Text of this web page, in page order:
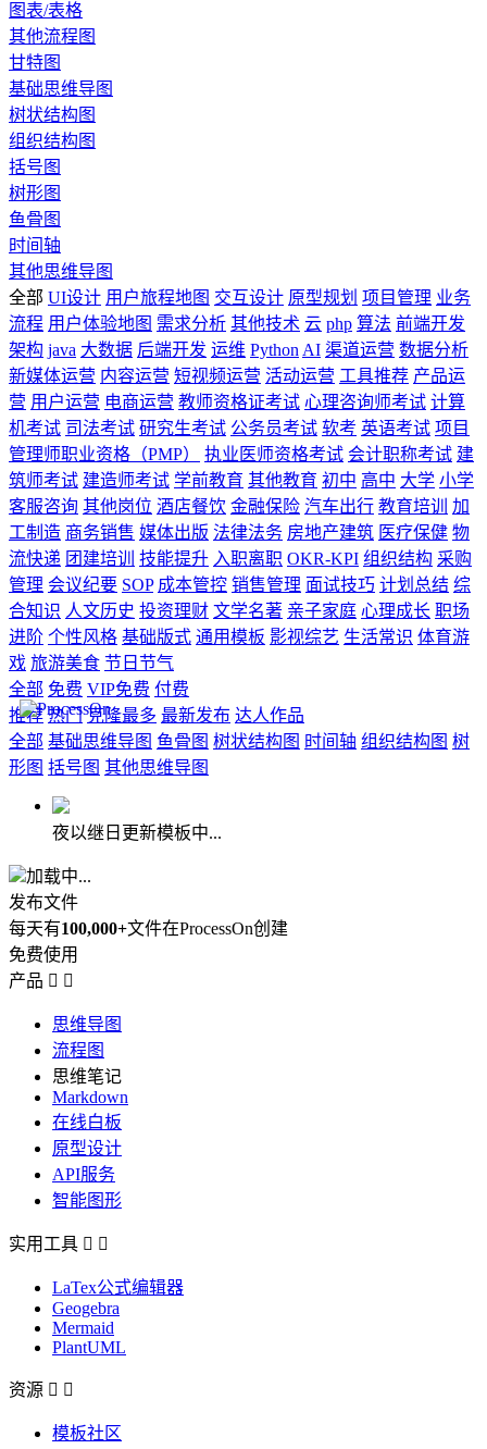
图表/表格
其他流程图
甘特图
基础思维导图
树状结构图
组织结构图
括号图
树形图
鱼骨图
时间轴
其他思维导图
全部 UI设计 用户旅程地图 交互设计 原型规划 项目管理 业务
流程 用户体验地图 需求分析 其他技术 云 php 算法 前端开发
架构 java 大数据 后端开发 运维 Python AI 渠道运营 数据分析
新媒体运营 内容运营 短视频运营 活动运营 工具推荐 产品运
营 用户运营 电商运营 教师资格证考试 心理咨询师考试 计算
机考试 司法考试 研究生考试 公务员考试 软考 英语考试 项目
管理师职业资格（PMP）
执业医师资格考试 会计职称考试 建
筑师考试 建造师考试 学前教育 其他教育 初中 高中 大学 小学
客服咨询 其他岗位 酒店餐饮 金融保险 汽车出行 教育培训
加
工制造 商务销售 媒体出版 法律法务 房地产建筑 医疗保健 物
流快递 团建培训 技能提升 入职离职 OKR-KPI 组织结构 采购
管理 会议纪要 SOP 成本管控 销售管理 面试技巧 计划总结 综
合知识 人文历史 投资理财 文学名著 亲子家庭 心理成长 职场
进阶 个性风格 基础版式 通用模板 影视综艺 生活常识 体育游
戏 旅游美食 节日节气
全部 免费 VIP免费 付费
推荐 热门 克隆最多 最新发布 达人作品
全部 基础思维导图 鱼骨图 树状结构图 时间轴 组织结构图 树
形图 括号图 其他思维导图
夜以继日更新模板中...
加载中...
发布文件
每天有100,000+文件在ProcessOn创建
免费使用
产品  
思维导图
流程图
思维笔记
Markdown
在线白板
原型设计
API服务
智能图形
实用工具  
LaTex公式编辑器
Geogebra
Mermaid
PlantUML
资源  
模板社区